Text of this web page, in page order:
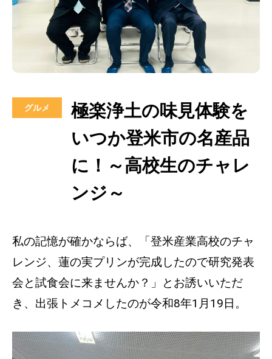
グルメ
極楽浄土の味見体験を
いつか登米市の名産品
に！～高校生のチャレ
ンジ～
私の記憶が確かならば、「登米産業高校のチャ
レンジ、蓮の実プリンが完成したので研究発表
会と試食会に来ませんか？」とお誘いいただ
き、出張トメコメしたのが令和8年1月19日。